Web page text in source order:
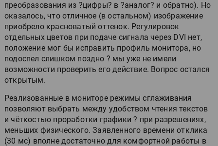
преобразования из ?цифры? в ?аналог? и обратно). Но
оказалось, что отличное (в остальном) изображение
приобрело красноватый оттенок. Регулировок
отдельных цветов при подаче сигнала через DVI нет,
положение мог бы исправить профиль монитора, но
подоспел слишком поздно ? мы уже не имели
возможности проверить его действие. Вопрос остался
открытым.
Реализованные в мониторе режимы сглаживания
позволяют выбрать между удобством чтения текстов
и чёткостью проработки графики ? при разрешениях,
меньших физического. Заявленного времени отклика
(30 мс) вполне достаточно для комфортной работы в